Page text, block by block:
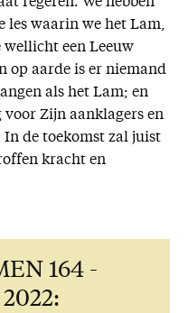
les waarin we het Lam,
wellicht een Leeuw
op aarde is er niemand
als het Lam; en
voor Zijn aanklagers en
de toekomst zal juist
kracht en
164 -